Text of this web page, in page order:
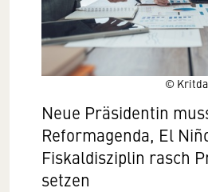
©
Neue Präsidentin
Reformagenda, El
Fiskaldisziplin rasch
setzen